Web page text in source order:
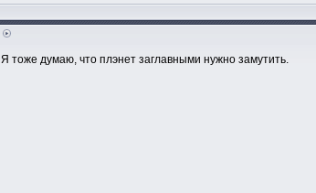
Я тоже думаю, что плэнет заглавными нужно замутить.